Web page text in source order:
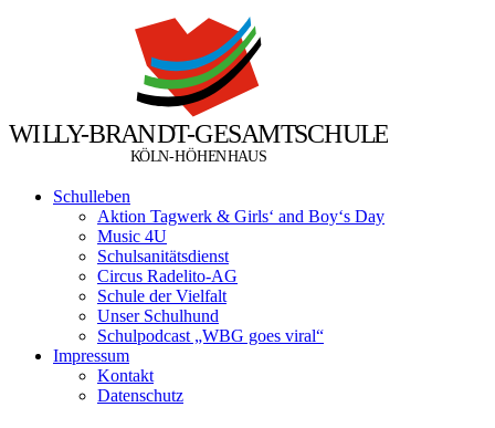
WILLY-BRANDT-GESAMTSCHULE
KÖLN-HÖHENHAUS
Schulleben
Aktion Tagwerk & Girls‘ and Boy‘s Day
Music 4U
Schulsanitätsdienst
Circus Radelito-AG
Schule der Vielfalt
Unser Schulhund
Schulpodcast „WBG goes viral“
Impressum
Kontakt
Datenschutz